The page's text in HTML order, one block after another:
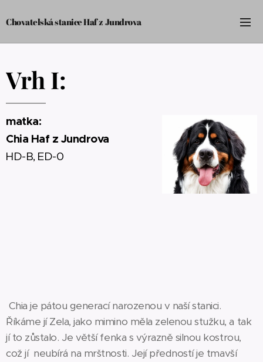
Chovatelská stanice Haf z Jundrova
Vrh I:
matka:
Chia Haf z Jundrova
HD-B, ED-0
Chia je pátou generací narozenou v naší stanici.
Říkáme jí Zela, jako mimino měla zelenou stužku, a tak
jí to zůstalo. Je větší fenka s výrazně silnou kostrou,
což jí neubírá na mrštnosti. Její předností je tmavší